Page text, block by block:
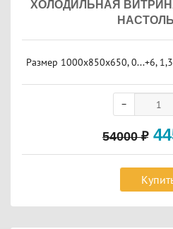
ХОЛОДИЛЬНАЯ
Размер 1000x850x650, 0...+6,
54000₽